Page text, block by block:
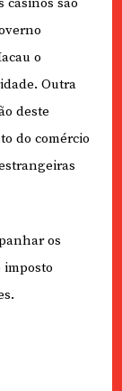
casinos são
o
Outra
deste
do comércio
os